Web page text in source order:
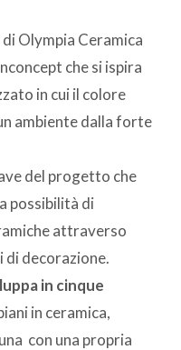
Olympia Ceramica
che si ispira
in cui il colore
ambiente dalla forte
del progetto che
possibilità di
attraverso
decorazione.
in cinque
in ceramica,
con una propria